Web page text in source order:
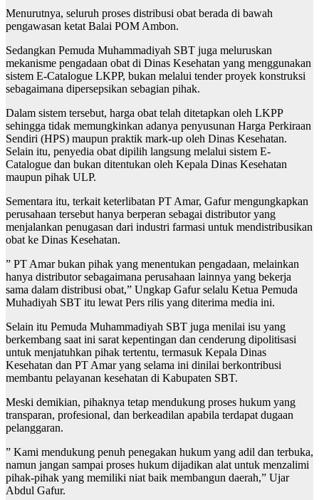
Menurutnya, seluruh proses distribusi obat berada di bawah
pengawasan ketat Balai POM Ambon.
Sedangkan Pemuda Muhammadiyah SBT juga meluruskan
mekanisme pengadaan obat di Dinas Kesehatan yang menggunakan
sistem E-Catalogue LKPP, bukan melalui tender proyek konstruksi
sebagaimana dipersepsikan sebagian pihak.
Dalam sistem tersebut, harga obat telah ditetapkan oleh LKPP
sehingga tidak memungkinkan adanya penyusunan Harga Perkiraan
Sendiri (HPS) maupun praktik mark-up oleh Dinas Kesehatan.
Selain itu, penyedia obat dipilih langsung melalui sistem E-
Catalogue dan bukan ditentukan oleh Kepala Dinas Kesehatan
maupun pihak ULP.
Sementara itu, terkait keterlibatan PT Amar, Gafur mengungkapkan
perusahaan tersebut hanya berperan sebagai distributor yang
menjalankan penugasan dari industri farmasi untuk mendistribusikan
obat ke Dinas Kesehatan.
” PT Amar bukan pihak yang menentukan pengadaan, melainkan
hanya distributor sebagaimana perusahaan lainnya yang bekerja
sama dalam distribusi obat,” Ungkap Gafur selalu Ketua Pemuda
Muhadiyah SBT itu lewat Pers rilis yang diterima media ini.
Selain itu Pemuda Muhammadiyah SBT juga menilai isu yang
berkembang saat ini sarat kepentingan dan cenderung dipolitisasi
untuk menjatuhkan pihak tertentu, termasuk Kepala Dinas
Kesehatan dan PT Amar yang selama ini dinilai berkontribusi
membantu pelayanan kesehatan di Kabupaten SBT.
Meski demikian, pihaknya tetap mendukung proses hukum yang
transparan, profesional, dan berkeadilan apabila terdapat dugaan
pelanggaran.
” Kami mendukung penuh penegakan hukum yang adil dan terbuka,
namun jangan sampai proses hukum dijadikan alat untuk menzalimi
pihak-pihak yang memiliki niat baik membangun daerah,” Ujar
Abdul Gafur.